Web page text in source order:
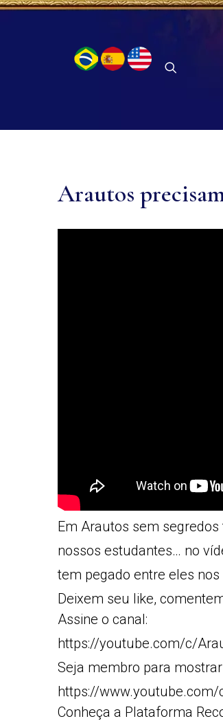
Arautos
Em Arautos sem
nossos estudantes… no
tem pegado entre eles
Deixem seu like,
Assine o canal:
https://youtube.com/c/
Seja membro para
https://www.youtube.com/
Conheça a Plataforma